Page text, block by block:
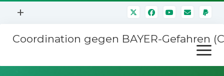
Menü
+
Mitmachen
Coordination gegen BAYER-Gefahren
Menü
öffnen